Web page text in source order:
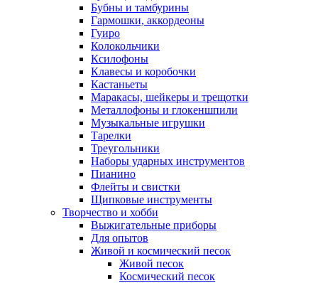
Бубны и тамбурины
Гармошки, аккордеоны
Гуиро
Колокольчики
Ксилофоны
Клавесы и коробочки
Кастаньеты
Маракасы, шейкеры и трещотки
Металлофоны и глокеншпили
Музыкальные игрушки
Тарелки
Треугольники
Наборы ударных инструментов
Пианино
Флейты и свистки
Щипковые инструменты
Творчество и хобби
Выжигательные приборы
Для опытов
Живой и космический песок
Живой песок
Космический песок